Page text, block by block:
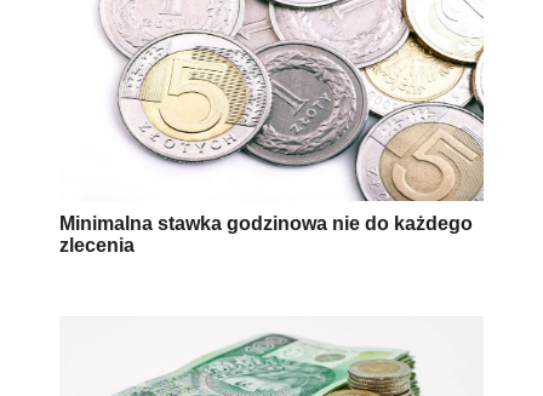
Minimalna stawka godzinowa nie do każdego
zlecenia